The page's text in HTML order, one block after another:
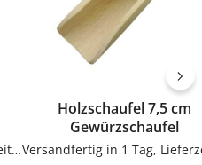
Versandfertig in 1 Tag, Lieferzeit 1-3 Tage
Holzschaufel 7,5 cm
Gewürzschaufel